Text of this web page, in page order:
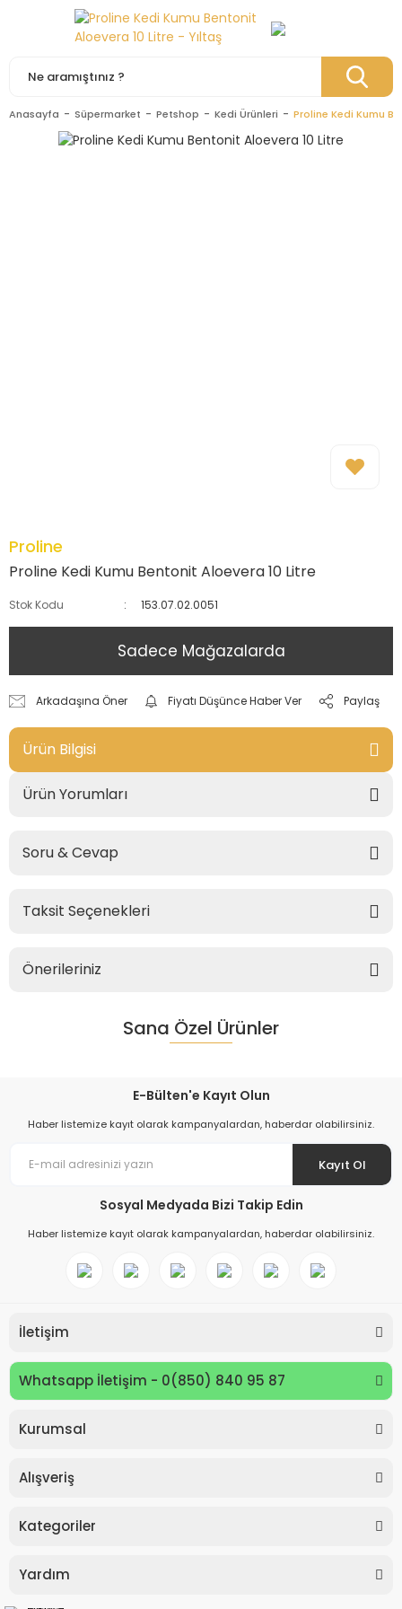
Anasayfa Süpermarket Petshop Kedi Ürünleri Proline Kedi Kumu
Proline
Proline Kedi Kumu Bentonit Aloevera 10 Litre
Stok Kodu 153.07.02.0051
Sadece Mağazalarda
Arkadaşına Öner Fiyatı Düşünce Haber Ver Paylaş
Ürün Bilgisi
Ürün Yorumları
Soru & Cevap
Taksit Seçenekleri
Önerileriniz
Sana Özel Ürünler
E-Bülten'e Kayıt Olun
Haber listemize kayıt olarak kampanyalardan, haberdar olabilirsiniz.
Kayıt Ol
Sosyal Medyada Bizi Takip Edin
Haber listemize kayıt olarak kampanyalardan, haberdar olabilirsiniz.
İletişim
Whatsapp İletişim - 0(850) 840 95 87
Kurumsal
Alışveriş
Kategoriler
Yardım